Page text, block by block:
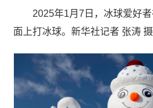
2025年1月7日，冰球爱好
面上打冰球。新华社记者 张涛 摄